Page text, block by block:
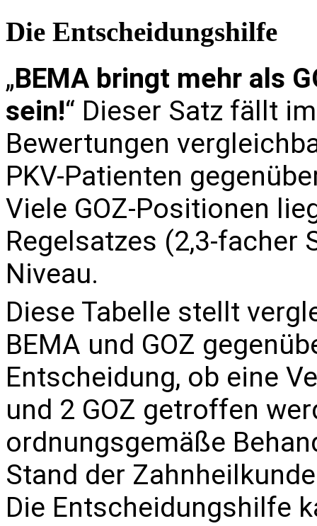
Die Entscheidungshilfe
„BEMA bringt mehr als
sein!“ Dieser Satz fällt
Bewertungen
PKV-Patienten
Viele GOZ-Positionen
Regelsatzes (2,3-facher
Niveau.
Diese Tabelle stellt
BEMA und GOZ
Entscheidung, ob eine
und 2 GOZ getroffen
ordnungsgemäße
Stand der
Die Entscheidungshilfe